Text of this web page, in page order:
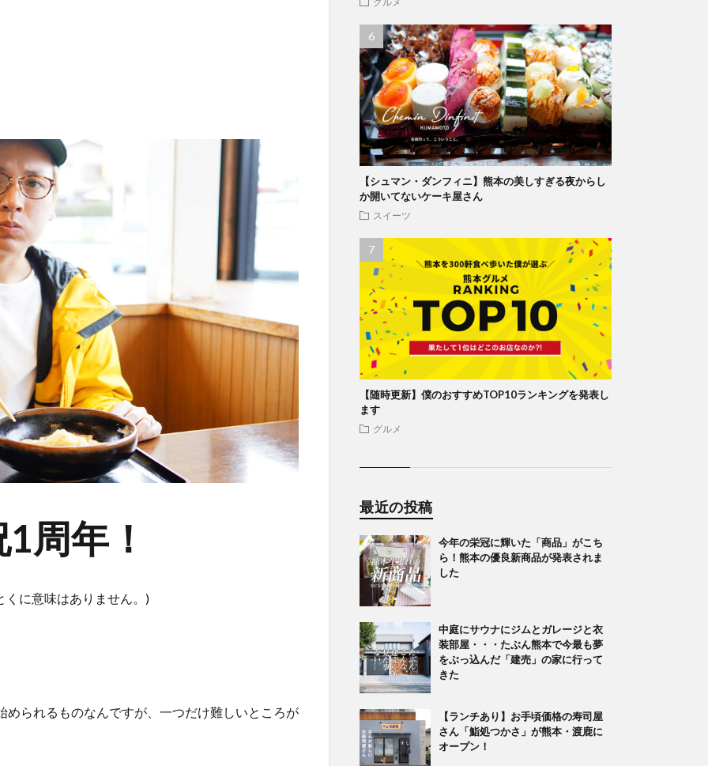
周年！
に意味はありません。)
られるものなんですが、一つだけ難しいところが
【シュマン・ダンフィニ】熊本の美しすぎる夜からし
か開いてないケーキ屋さん
スイーツ
【随時更新】僕のおすすめTOP10ランキングを発表し
ます
グルメ
最近の投稿
今年の栄冠に輝いた「商品」がこち
ら！熊本の優良新商品が発表されま
した
中庭にサウナにジムとガレージと衣
装部屋・・・たぶん熊本で今最も夢
をぶっ込んだ「建売」の家に行って
きた
【ランチあり】お手頃価格の寿司屋
さん「鮨処つかさ」が熊本・渡鹿に
オープン！